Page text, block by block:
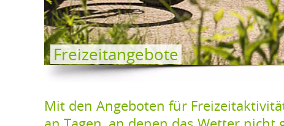
Freizeitangebote
Mit den Angeboten für